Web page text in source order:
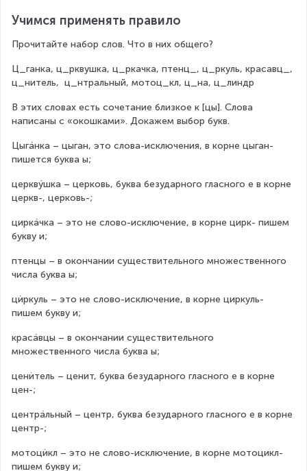
Учимся применять правило
Прочитайте набор слов. Что в них общего?
Ц_ганка, ц_рквушка, ц_ркачка, птенц_, ц_ркуль, красавц_,
ц_нитель,  ц_нтральный, мотоц_кл, ц_на, ц_линдр
В этих словах есть сочетание близкое к [цы]. Слова
написаны с «окошками». Докажем выбор букв.
Цыгáнка – цыган, это слова-исключения, в корне цыган-
пишется буква ы;
церквýшка – церковь, буква безударного гласного е в корне
церкв-, церковь-;
циркáчка – это не слово-исключение, в корне цирк- пишем
букву и;
птенцы – в окончании существительного множественного
числа буква ы;
цѝркуль – это не слово-исключение, в корне циркуль-
пишем букву и;
красáвцы – в окончании существительного
множественного числа буква ы;
ценѝтель – ценит, буква безударного гласного е в корне
цен-;
центрáльный – центр, буква безударного гласного е в корне
центр-;
мотоцѝкл – это не слово-исключение, в корне мотоцикл-
пишем букву и;